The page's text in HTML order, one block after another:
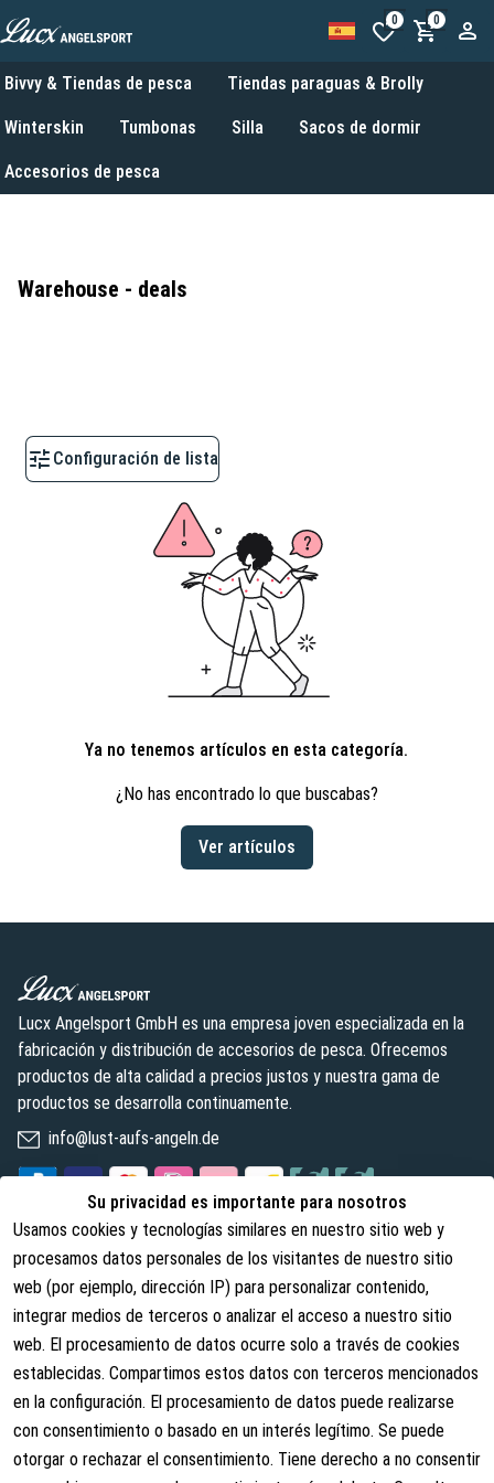
0 0
Bivvy & Tiendas de pesca Tiendas paraguas & Brolly
Winterskin Tumbonas Silla Sacos de dormir
Accesorios de pesca
Warehouse - deals
Configuración de lista
Ya no tenemos artículos en esta categoría.
¿No has encontrado lo que buscabas?
Ver artículos
Su privacidad es importante para nosotros
Usamos cookies y tecnologías similares en nuestro sitio web y
procesamos datos personales de los visitantes de nuestro sitio
web (por ejemplo, dirección IP) para personalizar contenido,
integrar medios de terceros o analizar el acceso a nuestro sitio
web. El procesamiento de datos ocurre solo a través de cookies
establecidas. Compartimos estos datos con terceros mencionados
en la configuración. El procesamiento de datos puede realizarse
con consentimiento o basado en un interés legítimo. Se puede
otorgar o rechazar el consentimiento. Tiene derecho a no consentir
Lucx Angelsport GmbH es una empresa joven especializada en la
fabricación y distribución de accesorios de pesca. Ofrecemos
productos de alta calidad a precios justos y nuestra gama de
productos se desarrolla continuamente.
info@lust-aufs-angeln.de
Legal
Términos y condiciones
Derechos de cancelación
Revocar contrato
Política de privacidad
Aviso legal
Sobre nosotros
Sobre nosotros
Información de envío